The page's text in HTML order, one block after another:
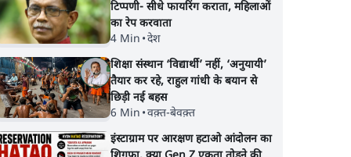
टिप्पणी- सीधे फायरिंग कराता, महिलाओं
का रेप करवाता
4 Min •देश
शिक्षा संस्थान ‘विद्यार्थी’ नहीं, ‘अनुयायी’
तैयार कर रहे, राहुल गांधी के बयान से
छिड़ी नई बहस
6 Min •वक़्त-बेवक़्त
इंस्टाग्राम पर आरक्षण हटाओ आंदोलन का